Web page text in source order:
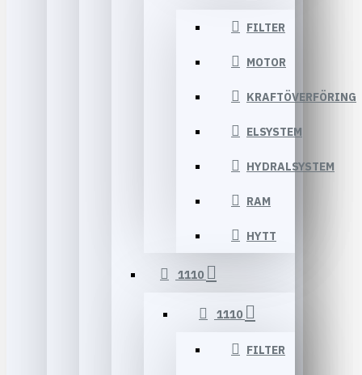
FILTER
MOTOR
KRAFTÖVERFÖRING
ELSYSTEM
HYDRALSYSTEM
RAM
HYTT
1110
1110
FILTER